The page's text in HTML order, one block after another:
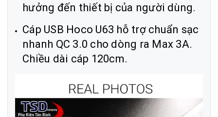
hưởng đến thiết bị của người dùng.
Cáp USB Hoco U63 hỗ trợ chuẩn sạc
nhanh QC 3.0 cho dòng ra Max 3A.
Chiều dài cáp 120cm.